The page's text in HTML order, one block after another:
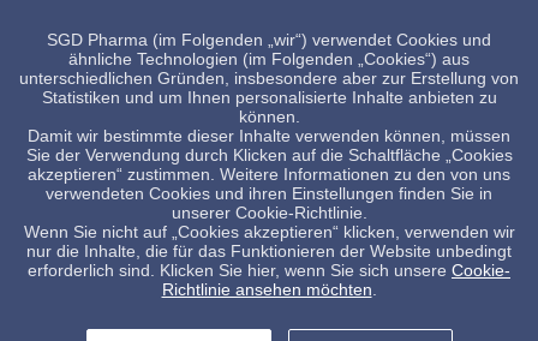
* Pflichtfelder
Impressum
Allg. Verkaufsbedingungen
SGD Pharma (im Folgenden „wir“) verwendet Cookies und
ähnliche Technologien (im Folgenden „Cookies“) aus
unterschiedlichen Gründen, insbesondere aber zur Erstellung von
Statistiken und um Ihnen personalisierte Inhalte anbieten zu
können.
Damit wir bestimmte dieser Inhalte verwenden können, müssen
Sie der Verwendung durch Klicken auf die Schaltfläche „Cookies
akzeptieren“ zustimmen. Weitere Informationen zu den von uns
verwendeten Cookies und ihren Einstellungen finden Sie in
unserer Cookie-Richtlinie.
Wenn Sie nicht auf „Cookies akzeptieren“ klicken, verwenden wir
nur die Inhalte, die für das Funktionieren der Website unbedingt
erforderlich sind. Klicken Sie hier, wenn Sie sich unsere Cookie-
Richtlinie ansehen möchten